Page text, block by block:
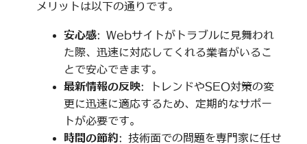
メリットは以下の通りです。
安心感: Webサイトがトラブルに見舞われ
た際、迅速に対応してくれる業者がいるこ
とで安心できます。
最新情報の反映: トレンドやSEO対策の変
更に迅速に適応するため、定期的なサポー
トが必要です。
時間の節約: 技術面での問題を専門家に任せ